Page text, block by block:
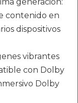
generación:
contenido en
dispositivos
vibrantes
con Dolby
Dolby